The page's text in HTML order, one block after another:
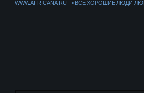
WWW.AFRICANA.RU - «ВСЕ ХОРОШИЕ ЛЮДИ